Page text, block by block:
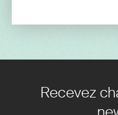
Recevez